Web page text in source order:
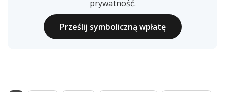
prywatność.
Prześlij symboliczną wpłatę